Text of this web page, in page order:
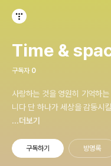
Time &
구독자 0
사랑하는 것을 영원히 기억하는 조각의 한부분 그것만을 위해서는 아
니다 단 하나가 세상을 감동시킬수 있다면 내가 상상하는 그 이상의
것을 되어~
...더보기
구독하기 방명록